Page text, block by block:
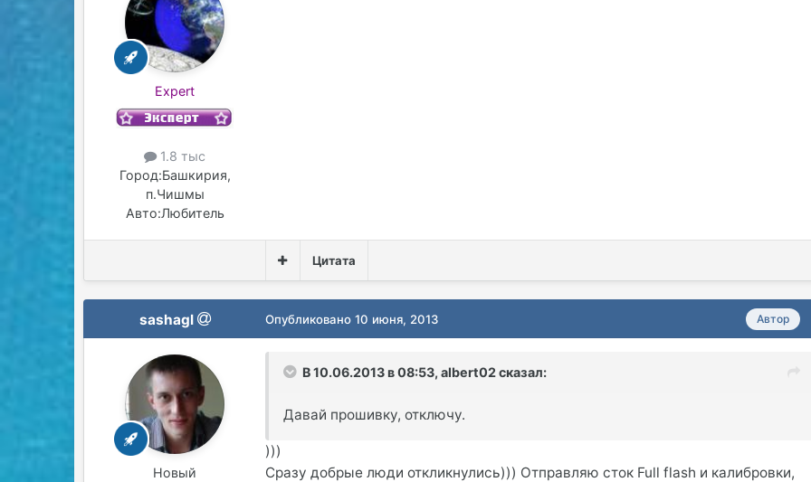
Expert
1.8 тыс
Город:Башкирия,
п.Чишмы
Авто:Любитель
Цитата
sashagl
Новый
Автор
Опубликовано10 июня, 2013
В 10.06.2013 в 08:53, albert02 сказал:
Давай прошивку, отключу.
)))
Сразу добрые люди откликнулись))) Отправляю сток Full flash и калибровки,